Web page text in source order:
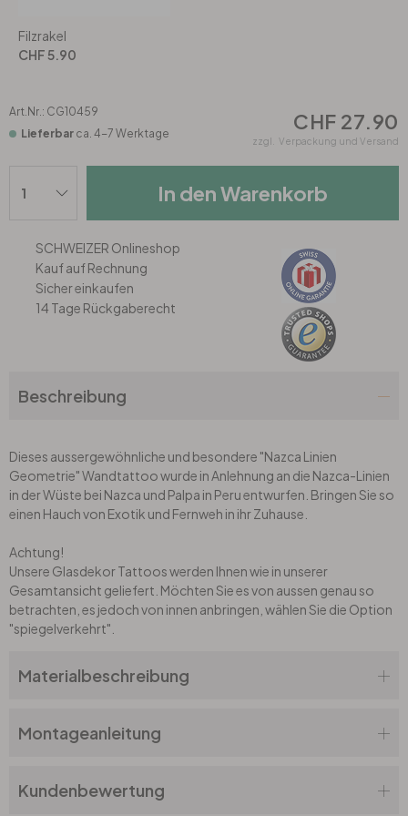
Wohnzimmer
Schlafzimmer
Jugendzimmer
Bad
Wohnzimmer
Schlafzimmer
Küche
Flur
Tapeten Grün
Tapeten Pink & Rosa
Tapeten Lila & Violett
Wohnzimmer
Schlafzimmer
Küche
Büro
Bad
Eingangsbereich
Filzrakel
CHF 5.90
Art.Nr.: CG10459
Lieferbar ca. 4-7 Werktage CHF 27.90
zzgl. Verpackung und Versand
In den Warenkorb
SCHWEIZER Onlineshop
Kauf auf Rechnung
Sicher einkaufen
14 Tage Rückgaberecht
Beschreibung
Dieses aussergewöhnliche und besondere "Nazca Linien
Geometrie" Wandtattoo wurde in Anlehnung an die Nazca-Linien
in der Wüste bei Nazca und Palpa in Peru entwurfen. Bringen Sie so
einen Hauch von Exotik und Fernweh in ihr Zuhause.
Achtung!
Unsere Glasdekor Tattoos werden Ihnen wie in unserer
Gesamtansicht geliefert. Möchten Sie es von aussen genau so
betrachten, es jedoch von innen anbringen, wählen Sie die Option
"spiegelverkehrt".
Materialbeschreibung
Montageanleitung
Kundenbewertung